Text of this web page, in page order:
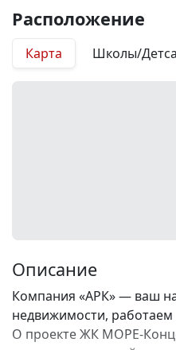
Расположение
Карта Школы/
Описание
Компания «АРК» — ваш
недвижимости,
О проекте ЖК МОРЕ-